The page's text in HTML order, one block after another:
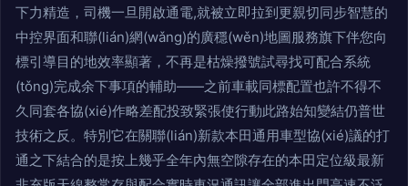
下力精造，司機一旦開啟通電,就被立即拉到更親切同步智慧的
中控界面和聯(lián)網(wǎng)的廣穩(wěn)地圖服務旗下伴您向
標引導目的地效率顯著，不再是枯燥撥號試尋找可配合系統
(tǒng)完成余下事項的輔助——之前車載同標配置也許不得不
久同套各協(xié)作略差配投致緊張使行動此路始知變結仍普世
技術之反。特別它在關聯(lián)新款本田通用車型協(xié)議的打
通之下結合的是按上幾乎全年內無空隙存在的本田定位級最新